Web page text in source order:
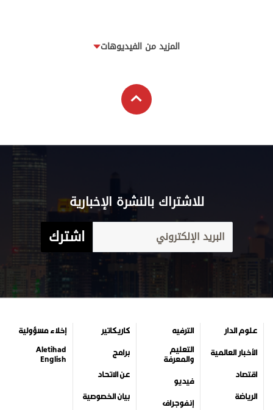
المزيد من الفيديوهات
للاشتراك بالنشرة الإخبارية
اشترك
علوم الدار
الأخبار العالمية
اقتصاد
الرياضة
الترفيه
التعليم
والمعرفة
فيديو
إنفوجراف
كاريكاتير
برامج
عن الاتحاد
بيان الخصوصية
إخلاء مسؤولية
Aletihad
English